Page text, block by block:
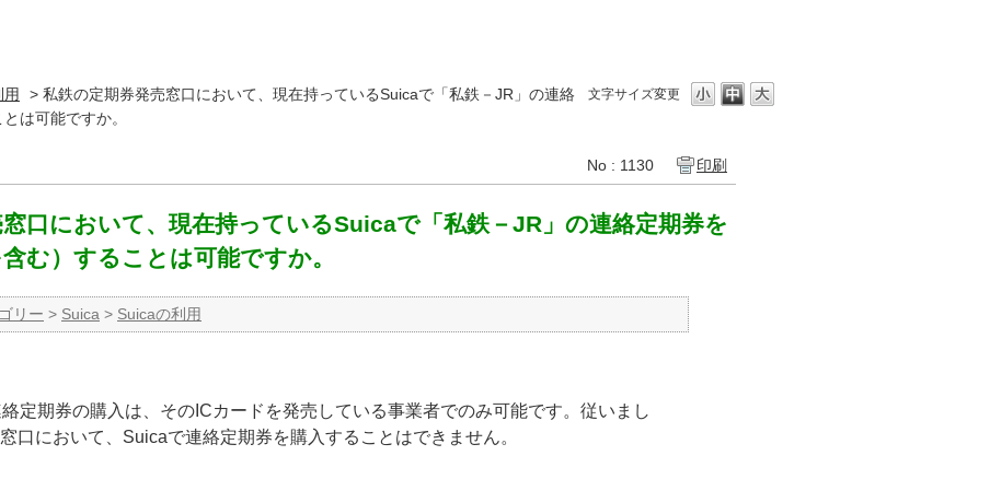
文字サイズ変更
> 私鉄の定期券発売窓口において、現在持っているSuicaで「私鉄－JR」の連絡
は可能ですか。
No : 1130 印刷
口において、現在持っているSuicaで「私鉄－JR」の連絡定期券を
む）することは可能ですか。
リー > Suica > Suicaの利用
定期券の購入は、そのICカードを発売している事業者でのみ可能です。従いまし
口において、Suicaで連絡定期券を購入することはできません。